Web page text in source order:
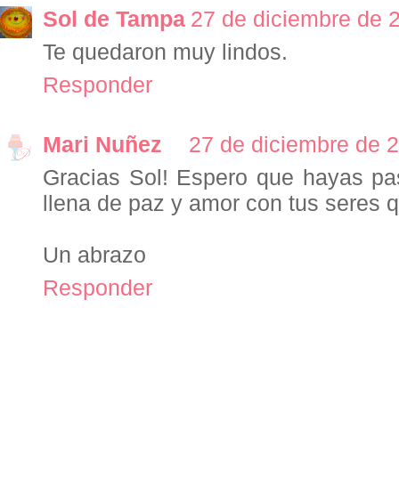
Sol de Tampa 27 de diciembre de
Te quedaron muy lindos.
Responder
Mari Nuñez
27 de diciembre de
Gracias Sol! Espero que hayas
llena de paz y amor con tus seres
Un abrazo
Responder